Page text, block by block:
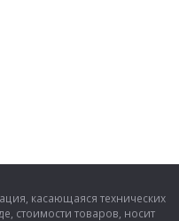
касающаяся технических
стоимости товаров, носит